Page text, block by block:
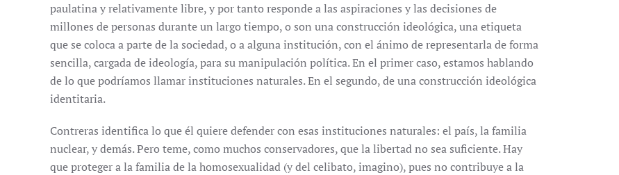
paulatina y relativamente libre, y por tanto responde a las aspiraciones y las decisiones de
millones de personas durante un largo tiempo, o son una construcción ideológica, una etiqueta
que se coloca a parte de la sociedad, o a alguna institución, con el ánimo de representarla de forma
sencilla, cargada de ideología, para su manipulación política. En el primer caso, estamos hablando
de lo que podríamos llamar instituciones naturales. En el segundo, de una construcción ideológica
identitaria.
Contreras identifica lo que él quiere defender con esas instituciones naturales: el país, la familia
nuclear, y demás. Pero teme, como muchos conservadores, que la libertad no sea suficiente. Hay
que proteger a la familia de la homosexualidad (y del celibato, imagino), pues no contribuye a la